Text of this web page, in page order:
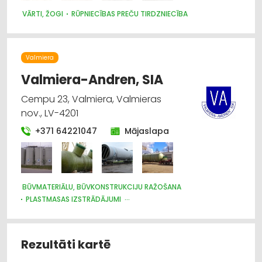
VENTILĀCIJAS UN KONDICIONĒŠANAS SISTĒMAS UN IEKĀRTAS
TELPĀM
AGROĶĪMIJA, MĒSLOŠANAS LĪDZEKĻI
VĀRTI, ŽOGI RŪPNIECĪBAS PREČU TIRDZNIECĪBA
Valmiera
Valmiera-Andren, SIA
Cempu 23, Valmiera, Valmieras
nov., LV-4201
+371 64221047 Mājaslapa
BŪVMATERIĀLU, BŪVKONSTRUKCIJU RAŽOŠANA
PLASTMASAS IZSTRĀDĀJUMI
Rezultāti kartē